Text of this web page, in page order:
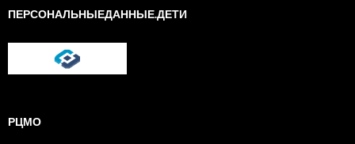
ПЕРСОНАЛЬНЫЕДАННЫЕ.ДЕТИ
РЦМО